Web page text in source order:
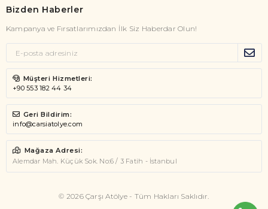
Bizden Haberler
Kampanya ve Fırsatlarımızdan İlk Siz Haberdar Olun!
Müşteri Hizmetleri:
+90 553 182 44 34
Geri Bildirim:
info@carsiatolye.com
Mağaza Adresi:
Alemdar Mah. Küçük Sok. No:6 / 3 Fatih - İstanbul
© 2026 Çarşı Atölye - Tüm Hakları Saklıdır.